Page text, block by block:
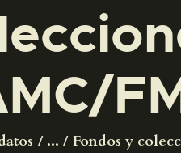
... Fondos y